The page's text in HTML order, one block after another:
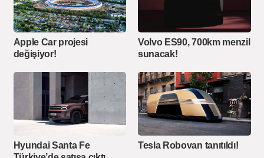
Apple Car projesi
değişiyor!
Volvo ES90, 700km menzil
sunacak!
Hyundai Santa Fe
Tesla Robovan tanıtıldı!